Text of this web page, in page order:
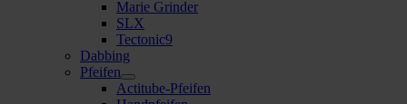
Marie Grinder
SLX
Tectonic9
Dabbing
Pfeifen
Actitube-Pfeifen